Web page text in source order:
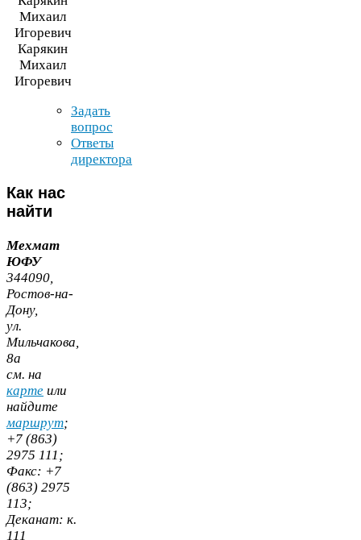
Карякин
Михаил
Игоревич
Задать
вопрос
Ответы
директора
Как нас
найти
Мехмат
ЮФУ
344090
Ростов-​на-​
Дону,
ул.
Мильчакова,
8а
cм. на
карте или
найдите
маршрут;
+7 (863)
2975 111 ;
Факс: +7
(863) 2975
113;
Деканат: к.
111